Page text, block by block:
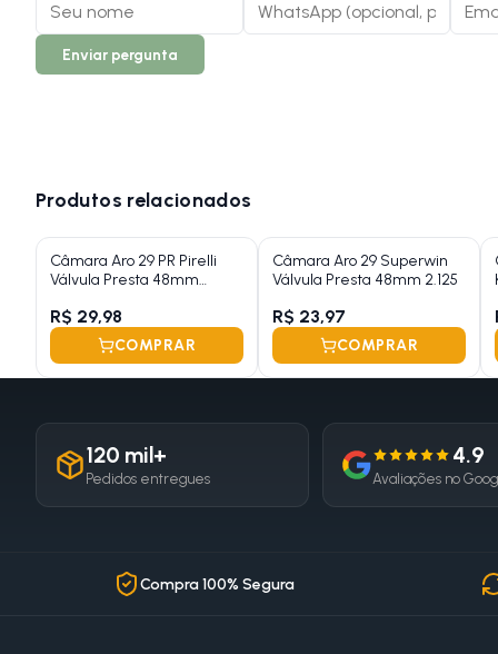
Enviar pergunta
Produtos relacionados
Câmara Aro 29 PR Pirelli
Válvula Presta 48mm
R$ 29,98
COMPRAR
Câmara Aro 29 Superwin
Válvula Presta 48mm 2.125
R$ 23,97
COMPRAR
120 mil+
Pedidos entregues
4.9
Avaliações no
Compra 100% Segura